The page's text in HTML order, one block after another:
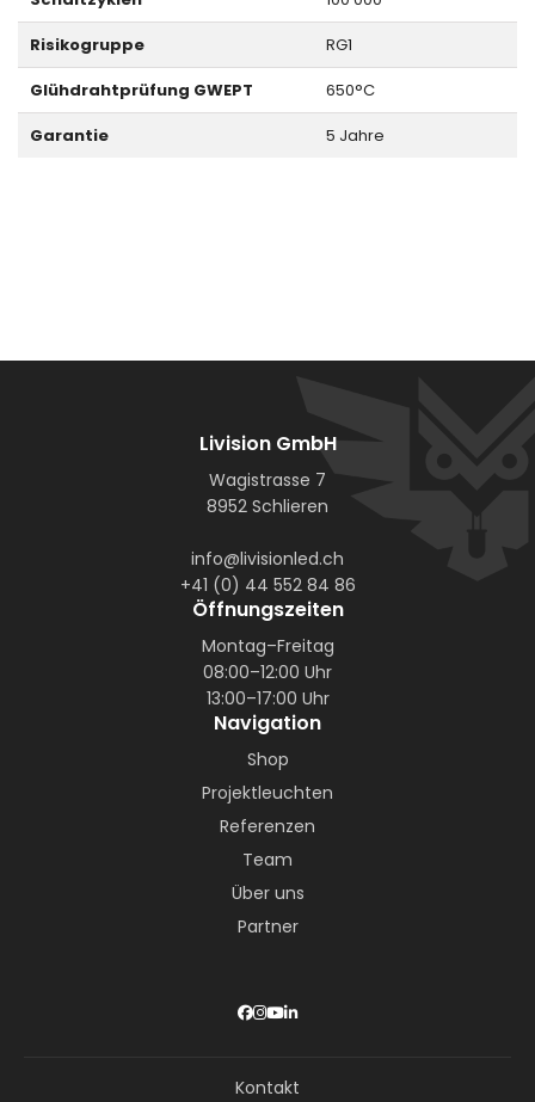
Risikogruppe
RG1
Glühdrahtprüfung GWEPT
650°C
Garantie
5 Jahre
Livision GmbH
Wagistrasse 7
8952 Schlieren
info@livisionled.ch
+41 (0) 44 552 84 86
Öffnungszeiten
Montag–Freitag
08:00–12:00 Uhr
13:00–17:00 Uhr
Navigation
Shop
Projektleuchten
Referenzen
Team
Über uns
Partner
Kontakt